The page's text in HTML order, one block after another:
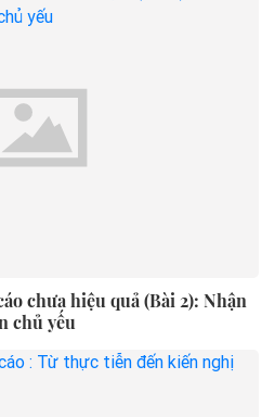
chưa hiệu quả (Bài 2): Nhận
chủ yếu